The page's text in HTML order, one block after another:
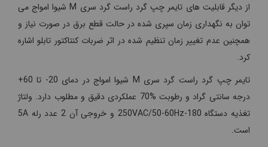
از دیگر قابلیت های تایمر چپ گرد راست گرد سری M شیوا امواج می
توان به نگهداری زمان سپری شده در حالت قطع برق در صورت نیاز و
همچنین عدم تغییر زمان تنظیم شده در اثر ضربات کنتاکتور تابلو اشاره
کرد.
تایمر چپ گرد راست گرد سری M شیوا امواج در دمای 20- تا 60+
درجه سانتی گراد و رطوبت %70 عملکردی دقیق و مطلوب دارد. ولتاژ
تغذیه دستگاه 180-250VAC/50-60Hz و خروجی آن 2 عدد رله 5A
است.